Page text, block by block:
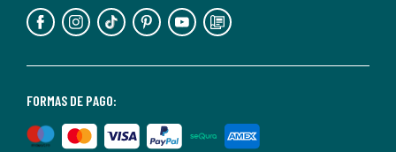
información,
puedes
nuestra
de
privacidad</2>.
FORMAS DE PAGO: